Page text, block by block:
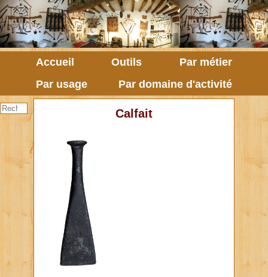
Accueil Outils
Par métier
Par usage
Par domaine d'activité
Calfait